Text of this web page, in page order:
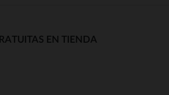
EN TIENDA